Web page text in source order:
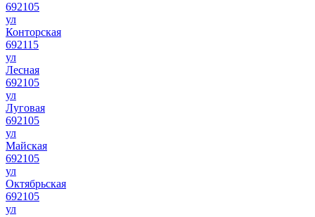
692105
ул
Конторская
692115
ул
Лесная
692105
ул
Луговая
692105
ул
Майская
692105
ул
Октябрьская
692105
ул